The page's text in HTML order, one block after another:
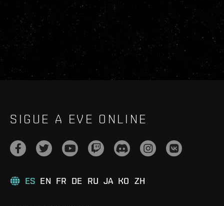
SIGUE A EVE ONLINE
ES EN FR DE RU JA KO ZH